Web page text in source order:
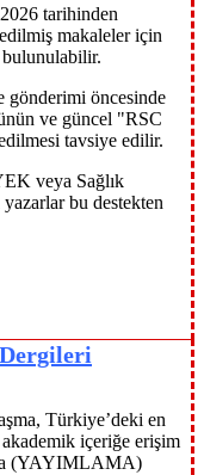
tarihinden
makaleler için
gönderimi öncesinde
ve güncel "RSC
tavsiye edilir.
veya Sağlık
yazarlar bu destekten
Türkiye’deki en
akademik içeriğe erişim
(YAYIMLAMA)